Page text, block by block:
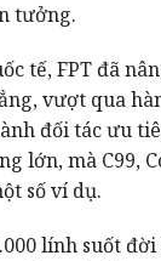
tưởng.
tế, FPT đã
vượt qua
đối tác ưu
lớn, mà C99,
số ví dụ.
lính suốt